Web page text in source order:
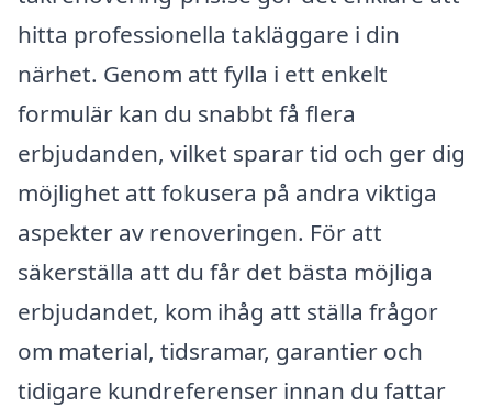
hitta professionella takläggare i din
närhet. Genom att fylla i ett enkelt
formulär kan du snabbt få flera
erbjudanden, vilket sparar tid och ger dig
möjlighet att fokusera på andra viktiga
aspekter av renoveringen. För att
säkerställa att du får det bästa möjliga
erbjudandet, kom ihåg att ställa frågor
om material, tidsramar, garantier och
tidigare kundreferenser innan du fattar